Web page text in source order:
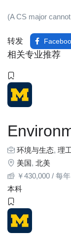
(A CS major
转发
相关专业推荐
环境与生态, 理
美国, 北美
￥430,000 / 每年
本科